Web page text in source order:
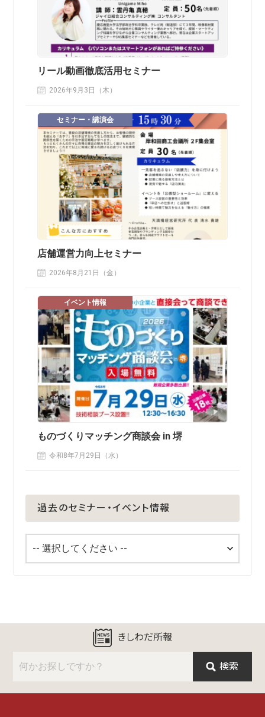
リール動画徹底活用セミナー
2026年9月3日（木）
セミナー・講演会
店舗運営力向上セミナー
2026年8月21日（金）
イベント情報
ものづくりマッチング商談会 in 堺
令和8年7月29日（水）
過去のセミナー・イベント情報
きしわだ所報
検索